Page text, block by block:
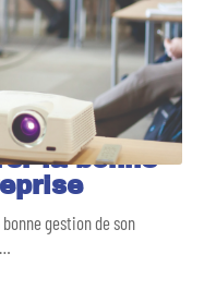
la bonne
gestion de son
…